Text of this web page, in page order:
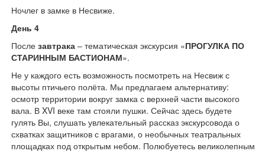
Ночлег в замке в Несвиже.
День 4
После завтрака – тематическая экскурсия «ПРОГУЛКА ПО
СТАРИННЫМ БАСТИОНАМ».
Не у каждого есть возможность посмотреть на Несвиж с
высоты птичьего полёта. Мы предлагаем альтернативу:
осмотр территории вокруг замка с верхней части высокого
вала. В XVI веке там стояли пушки. Сейчас здесь будете
гулять Вы, слушать увлекательный рассказ экскурсовода о
схватках защитников с врагами, о необычных театральных
площадках под открытым небом. Полюбуетесь великолепным